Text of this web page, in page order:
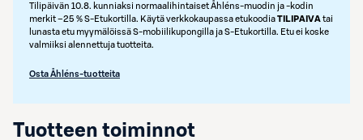
Tilipäivän 10.8. kunniaksi normaalihintaiset Åhléns-muodin ja -kodin
merkit –25 % S‑Etukortilla. Käytä verkkokaupassa etukoodiaTILIPAIVAtai
lunasta etu myymälöissä S‑mobiilikupongilla ja S‑Etukortilla. Etu ei koske
valmiiksi alennettuja tuotteita.
Osta Åhléns-tuotteita
Tuotteen toiminnot